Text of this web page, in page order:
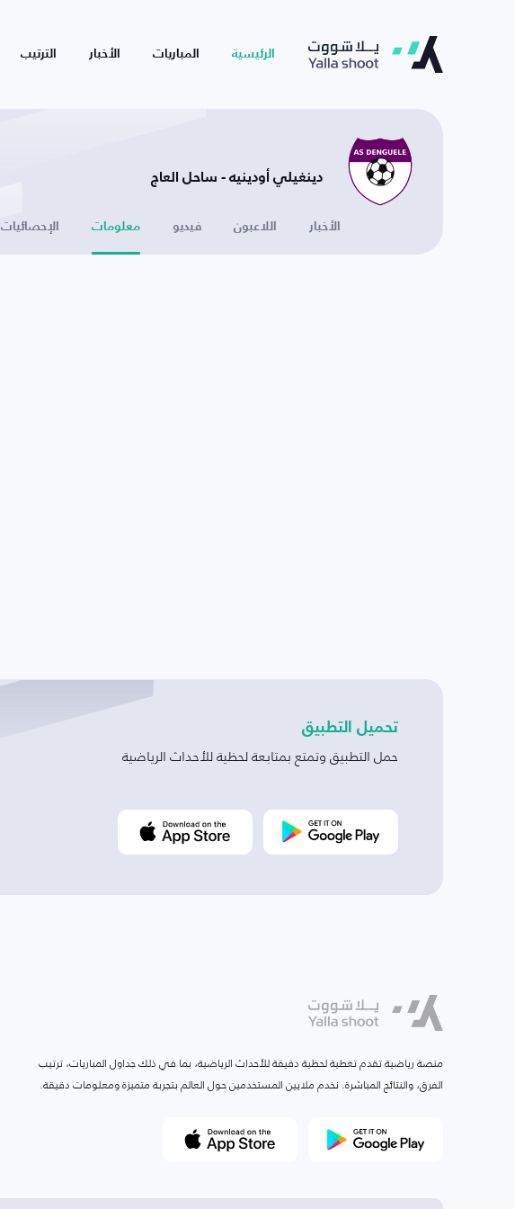
الرئيسية المباريات الأخبار الترتيب
دينغيلي أودينيه - ساحل العاج
الأخبار اللاعبون فيديو معلومات الإحصائيات
تحميل التطبيق
حمل التطبيق وتمتع بمتابعة لحظية للأحداث الرياضية
منصة رياضية تقدم تغطية لحظية دقيقة للأحداث الرياضية، بما في ذلك جداول المباريات، ترتيب
الفرق، والنتائج المباشرة. نخدم ملايين المستخدمين حول العالم بتجربة متميزة ومعلومات دقيقة.